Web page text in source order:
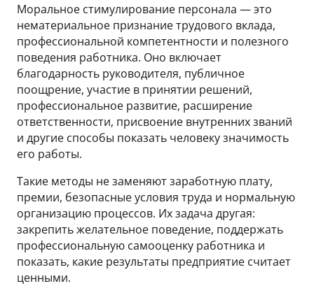
Моральное стимулирование персонала — это
нематериальное признание трудового вклада,
профессиональной компетентности и полезного
поведения работника. Оно включает
благодарность руководителя, публичное
поощрение, участие в принятии решений,
профессиональное развитие, расширение
ответственности, присвоение внутренних званий
и другие способы показать человеку значимость
его работы.
Такие методы не заменяют заработную плату,
премии, безопасные условия труда и нормальную
организацию процессов. Их задача другая:
закрепить желательное поведение, поддержать
профессиональную самооценку работника и
показать, какие результаты предприятие считает
ценными.